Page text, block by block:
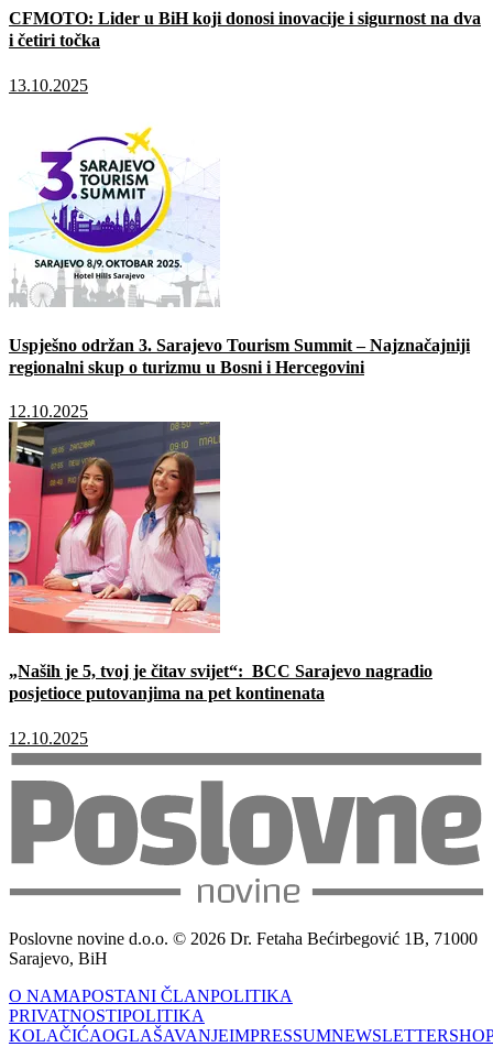
CFMOTO: Lider u BiH koji donosi inovacije i sigurnost na dva
i četiri točka
13.10.2025
Uspješno održan 3. Sarajevo Tourism Summit – Najznačajniji
regionalni skup o turizmu u Bosni i Hercegovini
12.10.2025
„Naših je 5, tvoj je čitav svijet“: BCC Sarajevo nagradio
posjetioce putovanjima na pet kontinenata
12.10.2025
Poslovne novine d.o.o. © 2026 Dr. Fetaha Bećirbegović 1B, 71000
Sarajevo, BiH
O NAMAPOSTANI ČLANPOLITIKA
PRIVATNOSTIPOLITIKA
KOLAČIĆAOGLAŠAVANJEIMPRESSUMNEWSLETTER